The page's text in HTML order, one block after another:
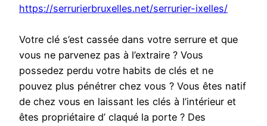
https://serrurierbruxelles.net/serrurier-ixelles/
Votre clé s’est cassée dans votre serrure et que
vous ne parvenez pas à l’extraire ? Vous
possedez perdu votre habits de clés et ne
pouvez plus pénétrer chez vous ? Vous êtes natif
de chez vous en laissant les clés à l’intérieur et
êtes propriétaire d’ claqué la porte ? Des